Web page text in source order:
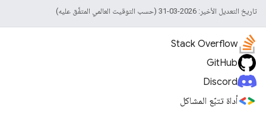
تاريخ التعديل الأخير: 2026-03-31 (حسب التوقيت العالمي المتفَّق عليه)
Stack Overflow
GitHub
Discord
أداة تتبّع المشاكل